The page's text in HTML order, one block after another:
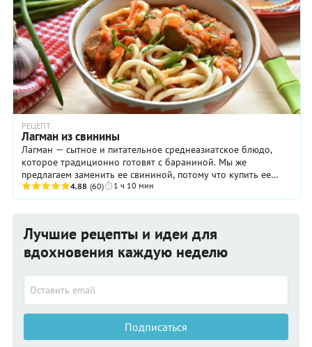
РЕЦЕПТ
Лагман из свинины
Лагман — сытное и питательное среднеазиатское блюдо,
которое традиционно готовят с бараниной. Мы же
предлагаем заменить ее свининой, потому что купить ее
проще, да и готовится она быстрее. Вообще же ...
4.88 (60) 1 ч 10 мин
Лучшие рецепты и идеи для
вдохновения каждую неделю
Подписаться